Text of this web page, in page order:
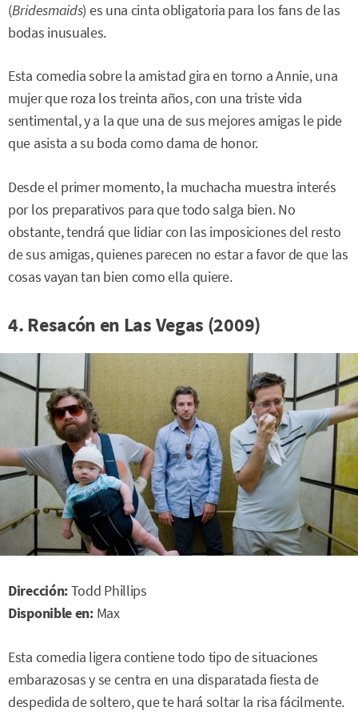
(Bridesmaids) es una cinta obligatoria para los fans de las
bodas inusuales.
Esta comedia sobre la amistad gira en torno a Annie, una
mujer que roza los treinta años, con una triste vida
sentimental, y a la que una de sus mejores amigas le pide
que asista a su boda como dama de honor.
Desde el primer momento, la muchacha muestra interés
por los preparativos para que todo salga bien. No
obstante, tendrá que lidiar con las imposiciones del resto
de sus amigas, quienes parecen no estar a favor de que las
cosas vayan tan bien como ella quiere.
4. Resacón en Las Vegas (2009)
Dirección:Todd Phillips
Disponible en:Max
Esta comedia ligera contiene todo tipo de situaciones
embarazosas y se centra en una disparatada fiesta de
despedida de soltero, que te hará soltar la risa fácilmente.